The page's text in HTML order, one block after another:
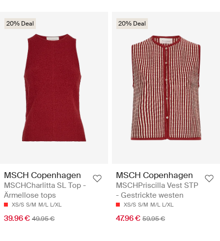
20% Deal
MSCH Copenhagen
MSCHCharlitta SL Top -
Ärmellose tops
XS/S S/M M/L L/XL
39.96 € 49.95 €
20% Deal
MSCH Copenhagen
MSCHPriscilla Vest STP
- Gestrickte westen
XS/S S/M M/L L/XL
47.96 € 59.95 €